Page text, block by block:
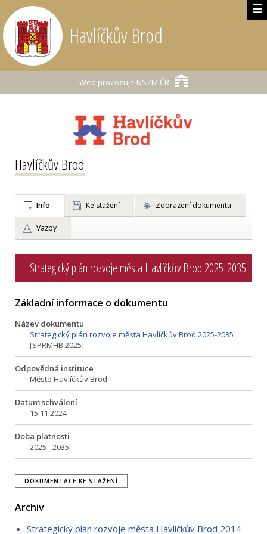
☰
Havlíčkův Brod
Web provozuje NSZM ČR
Havlíčkův Brod
Info Ke stažení Zobrazení dokumentu
Vazby
Strategický plán rozvoje města Havlíčkův Brod 2025-2035
Základní informace o dokumentu
Název dokumentu
Strategický plán rozvoje města Havlíčkův Brod 2025-2035
[SPRMHB 2025]
Odpovědná instituce
Město Havlíčkův Brod
Datum schválení
15.11.2024
Doba platnosti
2025 - 2035
DOKUMENTACE KE STAŽENÍ
Archiv
Strategický plán rozvoje města Havlíčkův Brod 2014-